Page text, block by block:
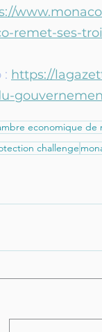
remet-ses-
: https://
economique de
challenge